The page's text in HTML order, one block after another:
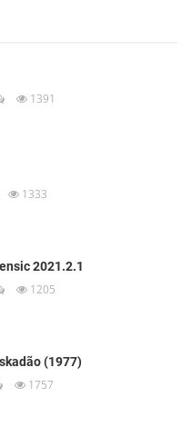
1391
1333
2021.2.1
1205
(1977)
1757